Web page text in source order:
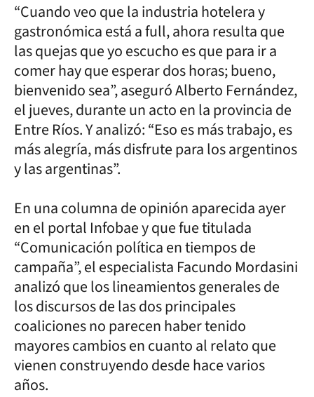
“Cuando veo que la industria hotelera y
gastronómica está a full, ahora resulta que
las quejas que yo escucho es que para ir a
comer hay que esperar dos horas; bueno,
bienvenido sea”, aseguró Alberto Fernández,
el jueves, durante un acto en la provincia de
Entre Ríos. Y analizó: “Eso es más trabajo, es
más alegría, más disfrute para los argentinos
y las argentinas”.
En una columna de opinión aparecida ayer
en el portal Infobae y que fue titulada
“Comunicación política en tiempos de
campaña”, el especialista Facundo Mordasini
analizó que los lineamientos generales de
los discursos de las dos principales
coaliciones no parecen haber tenido
mayores cambios en cuanto al relato que
vienen construyendo desde hace varios
años.